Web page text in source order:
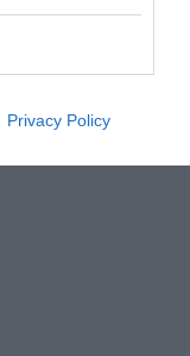
Privacy Policy